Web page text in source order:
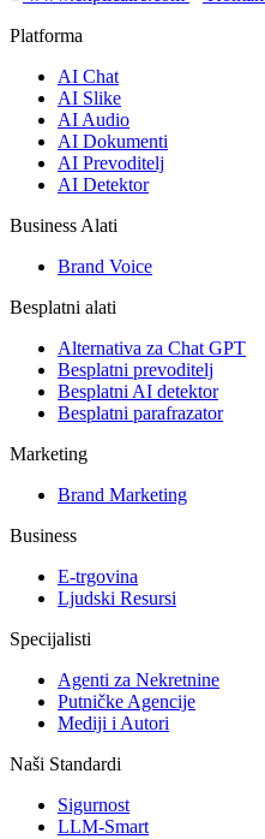
Platforma
AI Chat
AI Slike
AI Audio
AI Dokumenti
AI Prevoditelj
AI Detektor
Business Alati
Brand Voice
Besplatni alati
Alternativa za Chat GPT
Besplatni prevoditelj
Besplatni AI detektor
Besplatni parafrazator
Marketing
Brand Marketing
Business
E-trgovina
Ljudski Resursi
Specijalisti
Agenti za Nekretnine
Putničke Agencije
Mediji i Autori
Naši Standardi
Sigurnost
LLM-Smart